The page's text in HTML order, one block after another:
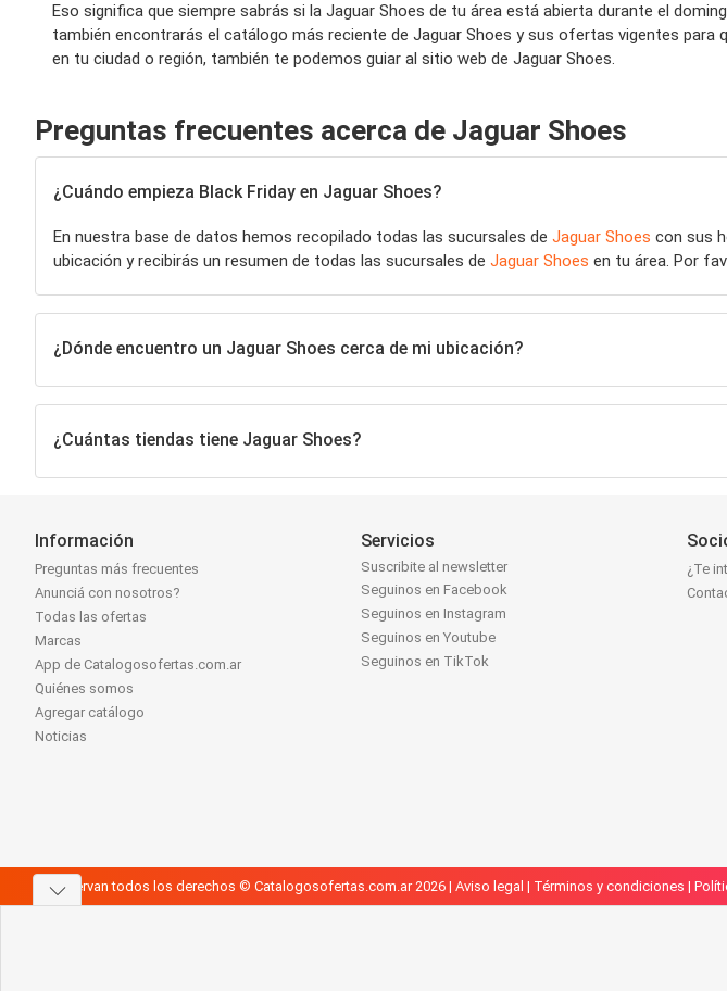
Eso significa que siempre sabrás si la Jaguar Shoes de tu área está abierta durante el
también encontrarás el catálogo más reciente de Jaguar Shoes y sus ofertas vigentes
en tu ciudad o región, también te podemos guiar al sitio web de Jaguar Shoes.
Preguntas frecuentes acerca de Jaguar Shoes
¿Cuándo empieza Black Friday en Jaguar Shoes?
En nuestra base de datos hemos recopilado todas las sucursales de Jaguar Shoes con sus
ubicación y recibirás un resumen de todas las sucursales de Jaguar Shoes en tu área. Por
¿Dónde encuentro un Jaguar Shoes cerca de mi ubicación?
¿Cuántas tiendas tiene Jaguar Shoes?
Información
Preguntas más frecuentes
Anunciá con nosotros?
Todas las ofertas
Marcas
App de Catalogosofertas.com.ar
Quiénes somos
Agregar catálogo
Noticias
Servicios
Suscribite al newsletter
Seguinos en Facebook
Seguinos en Instagram
Seguinos en Youtube
Seguinos en TikTok
¿Te
Se reservan todos los derechos © Catalogosofertas.com.ar 2026 | Aviso legal | Términos y condiciones |